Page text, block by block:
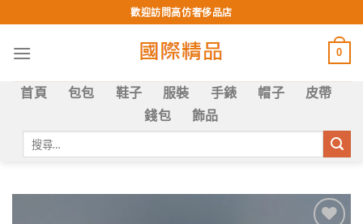
to
content
歡迎訪問高仿奢侈品店
0
首頁 包包 鞋子 服裝 手錶 帽子
皮帶
錢包
飾品